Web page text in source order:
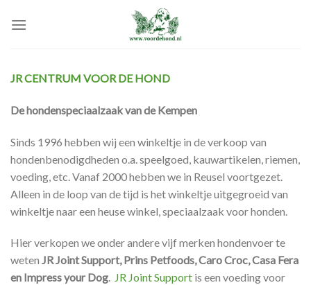
JR CENTRUM VOOR DE HOND
De hondenspeciaalzaak van de Kempen
Sinds 1996 hebben wij een winkeltje in de verkoop van
hondenbenodigdheden o.a. speelgoed, kauwartikelen, riemen,
voeding, etc. Vanaf 2000 hebben we in Reusel voortgezet.
Alleen in de loop van de tijd is het winkeltje uitgegroeid van
winkeltje naar een heuse winkel, speciaalzaak voor honden.
Hier verkopen we onder andere vijf merken hondenvoer te
weten JR Joint Support, Prins Petfoods, Caro Croc, Casa Fera
en Impress your Dog. JR Joint Support is een voeding voor